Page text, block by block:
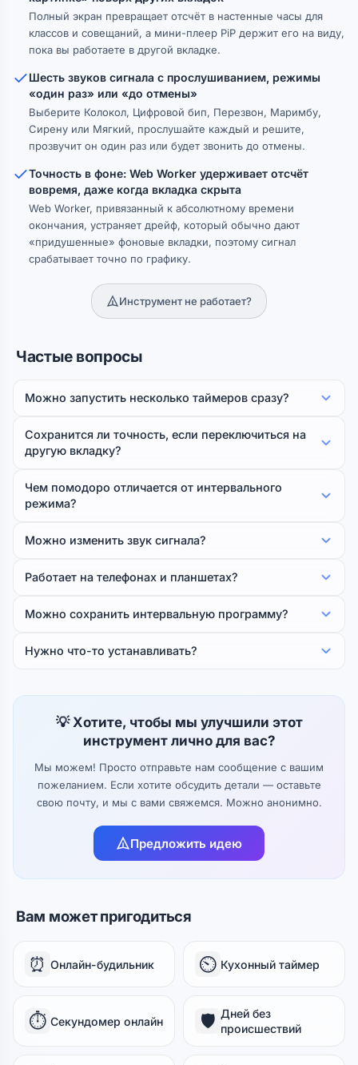
Полный экран превращает отсчёт в настенные часы для
классов и совещаний, а мини-плеер PiP держит его на виду,
пока вы работаете в другой вкладке.
Шесть звуков сигнала с прослушиванием, режимы
«один раз» или «до отмены»
Выберите Колокол, Цифровой бип, Перезвон, Маримбу,
Сирену или Мягкий, прослушайте каждый и решите,
прозвучит он один раз или будет звонить до отмены.
Точность в фоне: Web Worker удерживает отсчёт
вовремя, даже когда вкладка скрыта
Web Worker, привязанный к абсолютному времени
окончания, устраняет дрейф, который обычно дают
«придушенные» фоновые вкладки, поэтому сигнал
срабатывает точно по графику.
Инструмент не работает?
Частые вопросы
Можно запустить несколько таймеров сразу?
Сохранится ли точность, если переключиться на
другую вкладку?
Чем помодоро отличается от интервального
режима?
Можно изменить звук сигнала?
Работает на телефонах и планшетах?
Можно сохранить интервальную программу?
Нужно что-то устанавливать?
💡 Хотите, чтобы мы улучшили этот
инструмент лично для вас?
Мы можем! Просто отправьте нам сообщение с вашим
пожеланием. Если хотите обсудить детали — оставьте
свою почту, и мы с вами свяжемся. Можно анонимно.
Предложить идею
Вам может пригодиться
⏰ Онлайн-будильник ⏲️ Кухонный таймер
⏱️ Секундомер онлайн 🛡️ Дней без
происшествий